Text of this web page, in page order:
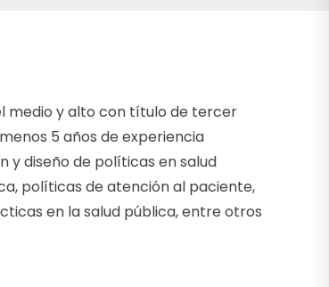
medio y alto con título de tercer
5 años de experiencia
y diseño de políticas en salud
políticas de atención al paciente,
en la salud pública, entre otros